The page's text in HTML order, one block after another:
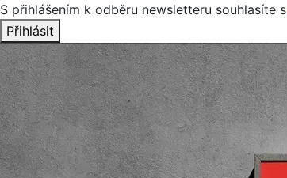
S přihlášením k odběru newsletteru souhlasíte s
Přihlásit